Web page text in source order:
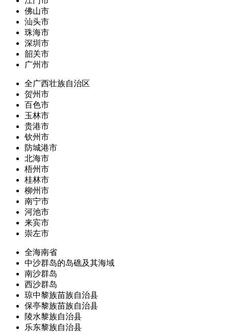
佛山市
汕头市
珠海市
深圳市
韶关市
广州市
全广西壮族自治区
贺州市
百色市
玉林市
贵港市
钦州市
防城港市
北海市
梧州市
桂林市
柳州市
南宁市
河池市
来宾市
崇左市
全海南省
中沙群岛的岛礁及其海域
南沙群岛
西沙群岛
琼中黎族苗族自治县
保亭黎族苗族自治县
陵水黎族自治县
乐东黎族自治县